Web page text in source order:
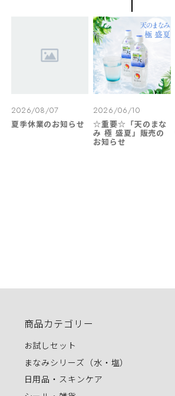
2026/08/07
夏季休業のお知らせ
2026/06/10
☆重要☆「天のまな
み 極 盛夏」販売の
お知らせ
商品カテゴリー
お試しセット
まなみシリーズ（水・塩）
日用品・スキンケア